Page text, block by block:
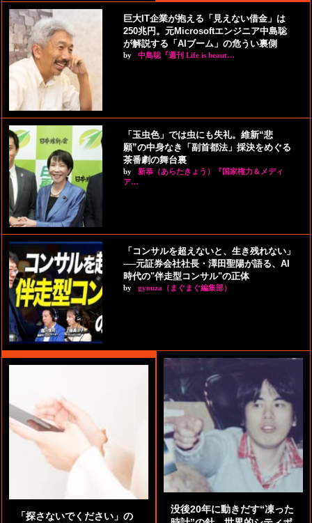
巨大IT企業が抱える「見えない借金」は
250兆円。元Microsoftエンジニア中島聡
が解説する「AIブーム」の危うい裏側
by 中島聡『週刊 Life is beaut…
「玉虫色」では虫にも失礼。維新“悲
願”の中身なき「副首都法」採決をめぐる
茶番劇の舞台裏
by
新恭（あらたきょう）『国家権力＆メディ
ア…
「コンサルを超えないと、生き残れない」
──元証券会社社長・澤田聖陽が語る、AI
時代の"伴走型コンサル"の正体
by gyouza（まぐまぐ編集部）
「探さないでください」の
没後20年に動きだす“凍った